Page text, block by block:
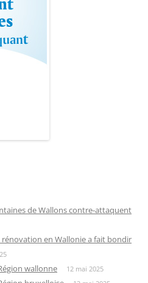
de Wallons contre-attaquent
en Wallonie a fait bondir
wallonne 12 mai 2025